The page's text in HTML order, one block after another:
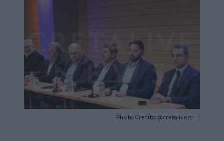
Photo Credits: @cretalive.gr